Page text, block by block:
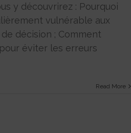
y découvrirez : Pourquoi
vulnérable aux
décision ; Comment
éviter les erreurs
Read More